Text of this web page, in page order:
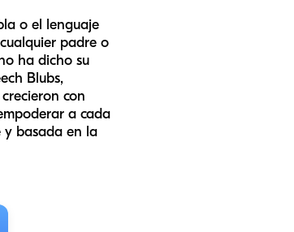
o el lenguaje
padre o
ha dicho su
Blubs,
con
a cada
y basada en la